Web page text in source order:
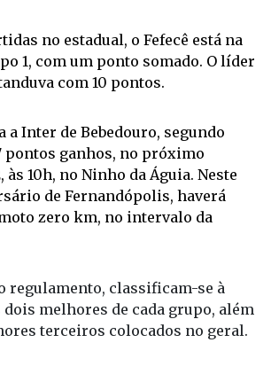
no estadual, o Fefecê está na
1, com um ponto somado. O líder
com 10 pontos.
a Inter de Bebedouro, segundo
pontos ganhos, no próximo
às 10h, no Ninho da Águia. Neste
de Fernandópolis, haverá
zero km, no intervalo da
regulamento, classificam-se à
dois melhores de cada grupo, além
terceiros colocados no geral.